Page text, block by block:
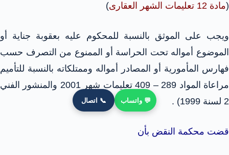
(مادة 12 تعليمات الشهر العقارى )
ويجب على الموثق بالنسبة للمحكوم عليه بعقوبة جناية أو
الموضوع أمواله تحت الحراسة أو الممنوع من التصرف حسب
فهارس المأمورية أو المصادر أمواله وممتلكاته بالنسبة للتأميم
مراعاة المواد 289 – 409 تعليمات شهر 2001 والمنشور الفني
2 لسنة 1999) .
قضت محكمة النقض بأن
💬 واتساب 📞 اتصال